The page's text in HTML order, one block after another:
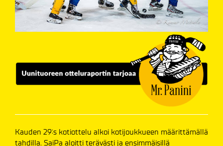
Kauden 29:s kotiottelu alkoi kotijoukkueen määrittämällä
tahdilla. SaiPa aloitti terävästi ja ensimmäisillä